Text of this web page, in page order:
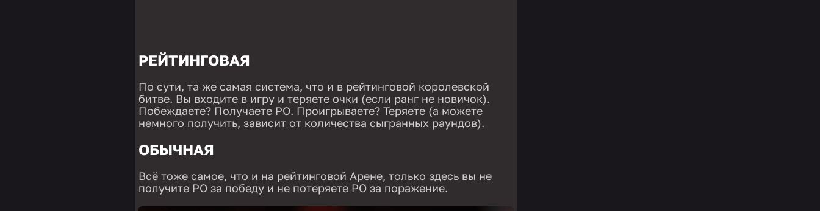
РЕЙТИНГОВАЯ
По сути, та же самая система, что и в рейтинговой королевской
битве. Вы входите в игру и теряете очки (если ранг не новичок).
Побеждаете? Получаете РО. Проигрываете? Теряете (а можете
немного получить, зависит от количества сыгранных раундов).
ОБЫЧНАЯ
Всё тоже самое, что и на рейтинговой Арене, только здесь вы не
получите РО за победу и не потеряете РО за поражение.